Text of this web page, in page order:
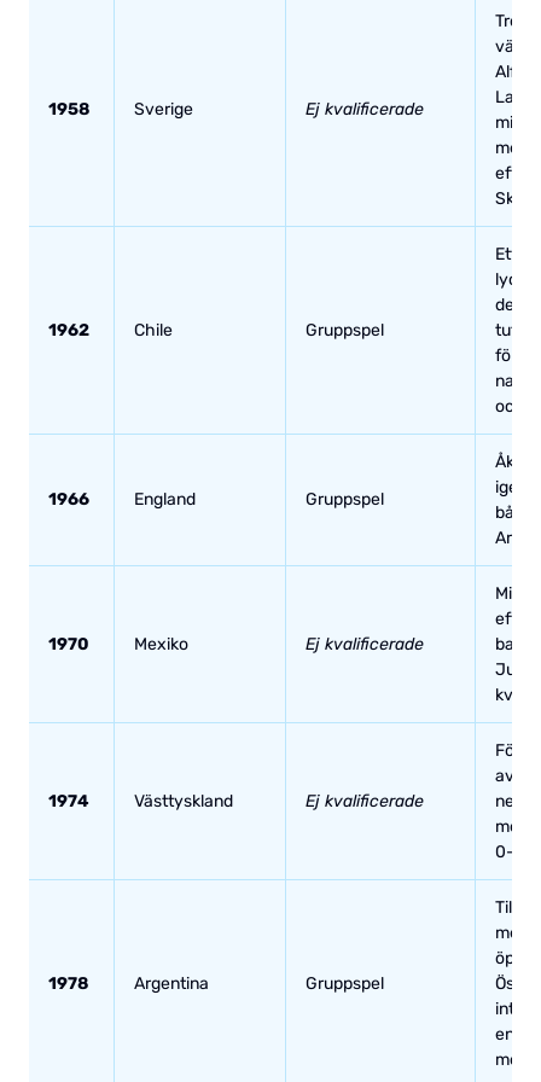
1958 Sverige Ej kvalificerade
Trots
med
efter
1962 Chile Gruppspel
Ett
det
tuff
och
1966 England Gruppspel
Åkte
igen
både
1970 Mexiko Ej kvalificerade
efter
1974 Västtyskland Ej kvalificerade
mot
0–1.
1978 Argentina Gruppspel
men
inte
en
mot